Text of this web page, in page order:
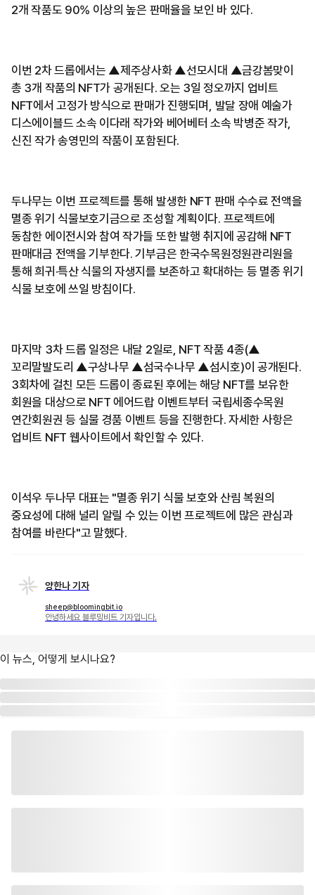
2개 작품도 90% 이상의 높은 판매율을 보인 바 있다.
이번 2차 드롭에서는 ▲제주상사화 ▲선모시대 ▲금강봄맞이
총 3개 작품의 NFT가 공개된다. 오는 3일 정오까지 업비트
NFT에서 고정가 방식으로 판매가 진행되며, 발달 장애 예술가
디스에이블드 소속 이다래 작가와 베어베터 소속 박병준 작가,
신진 작가 송영민의 작품이 포함된다.
두나무는 이번 프로젝트를 통해 발생한 NFT 판매 수수료 전액을
멸종 위기 식물보호기금으로 조성할 계획이다. 프로젝트에
동참한 에이전시와 참여 작가들 또한 발행 취지에 공감해 NFT
판매대금 전액을 기부한다. 기부금은 한국수목원정원관리원을
통해 희귀·특산 식물의 자생지를 보존하고 확대하는 등 멸종 위기
식물 보호에 쓰일 방침이다.
마지막 3차 드롭 일정은 내달 2일로, NFT 작품 4종(▲
꼬리말발도리 ▲구상나무 ▲섬국수나무 ▲섬시호)이 공개된다.
3회차에 걸친 모든 드롭이 종료된 후에는 해당 NFT를 보유한
회원을 대상으로 NFT 에어드랍 이벤트부터 국립세종수목원
연간회원권 등 실물 경품 이벤트 등을 진행한다. 자세한 사항은
업비트 NFT 웹사이트에서 확인할 수 있다.
이석우 두나무 대표는 "멸종 위기 식물 보호와 산림 복원의
중요성에 대해 널리 알릴 수 있는 이번 프로젝트에 많은 관심과
참여를 바란다"고 말했다.
양한나 기자
sheep@bloomingbit.io
안녕하세요 블루밍비트 기자입니다.
이 뉴스, 어떻게 보시나요?